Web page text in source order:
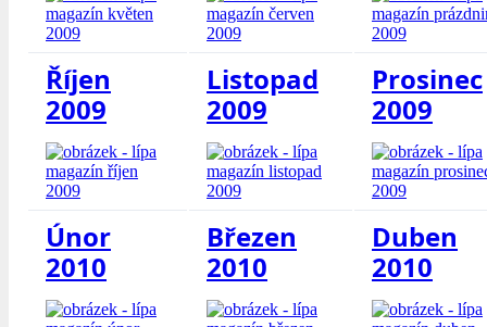
Říjen
2009
Listopad
2009
Prosinec
2009
Únor
2010
Březen
2010
Duben
2010